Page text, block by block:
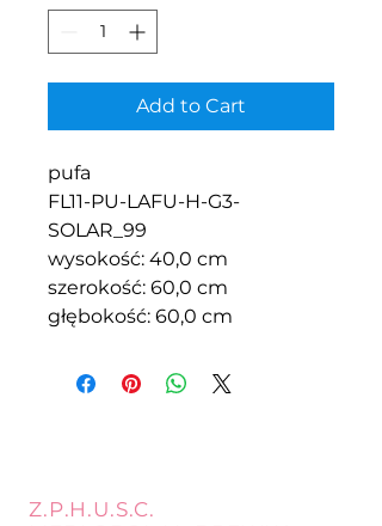
Add to Cart
pufa
FL11-PU-LAFU-H-G3-
SOLAR_99
wysokość: 40,0 cm
szerokość: 60,0 cm
głębokość: 60,0 cm
Z.P.H.U.S.C.